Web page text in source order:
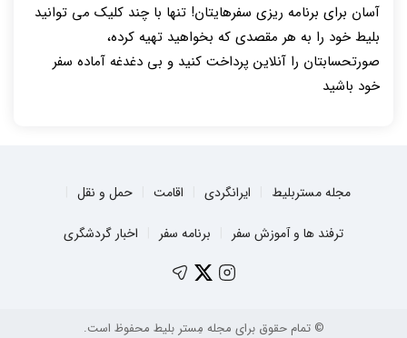
آسان برای برنامه ریزی سفرهایتان! تنها با چند کلیک می توانید
بلیط خود را به هر مقصدی که بخواهید تهیه کرده،
صورتحسابتان را آنلاین پرداخت کنید و بی دغدغه آماده سفر
خود باشید
مجله مستربلیط ایرانگردی اقامت حمل و نقل
ترفند ها و آموزش سفر برنامه سفر اخبار گردشگری
© تمام حقوق برای مجله مِستر بلیط محفوظ است.